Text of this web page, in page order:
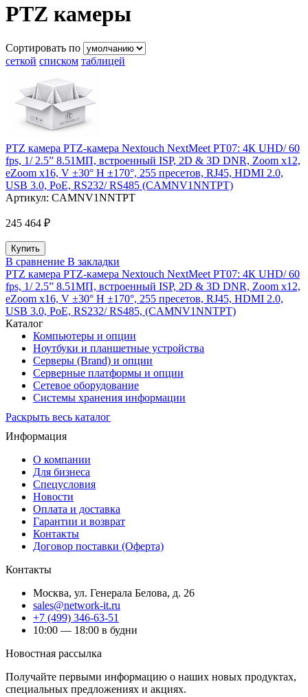
PTZ камеры
Сортировать по
сеткой списком таблицей
PTZ камера PTZ-камера Nextouch NextMeet PT07: 4К UHD/ 60
fps, 1/ 2.5” 8.51МП, встроенный ISP, 2D & 3D DNR, Zoom х12,
eZoom х16, V ±30° H ±170°, 255 пресетов, RJ45, HDMI 2.0,
USB 3.0, PoE, RS232/ RS485 (CAMNV1NNTPT)
Артикул: CAMNV1NNTPT
245 464 ₽
В сравнение В закладки
PTZ камера PTZ-камера Nextouch NextMeet PT07: 4К UHD/ 60
fps, 1/ 2.5” 8.51МП, встроенный ISP, 2D & 3D DNR, Zoom х12,
eZoom х16, V ±30° H ±170°, 255 пресетов, RJ45, HDMI 2.0,
USB 3.0, PoE, RS232/ RS485, (CAMNV1NNTPT)
Каталог
Компьютеры и опции
Ноутбуки и планшетные устройства
Серверы (Brand) и опции
Серверные платформы и опции
Сетевое оборудование
Системы хранения информации
Раскрыть весь каталог
Информация
О компании
Для бизнеса
Спецусловия
Новости
Оплата и доставка
Гарантии и возврат
Контакты
Договор поставки (Оферта)
Контакты
Москва, ул. Генерала Белова, д. 26
sales@network-it.ru
+7 (499) 346-63-51
10:00 — 18:00 в будни
Новостная рассылка
Получайте первыми информацию о наших новых продуктах,
специальных предложениях и акциях.